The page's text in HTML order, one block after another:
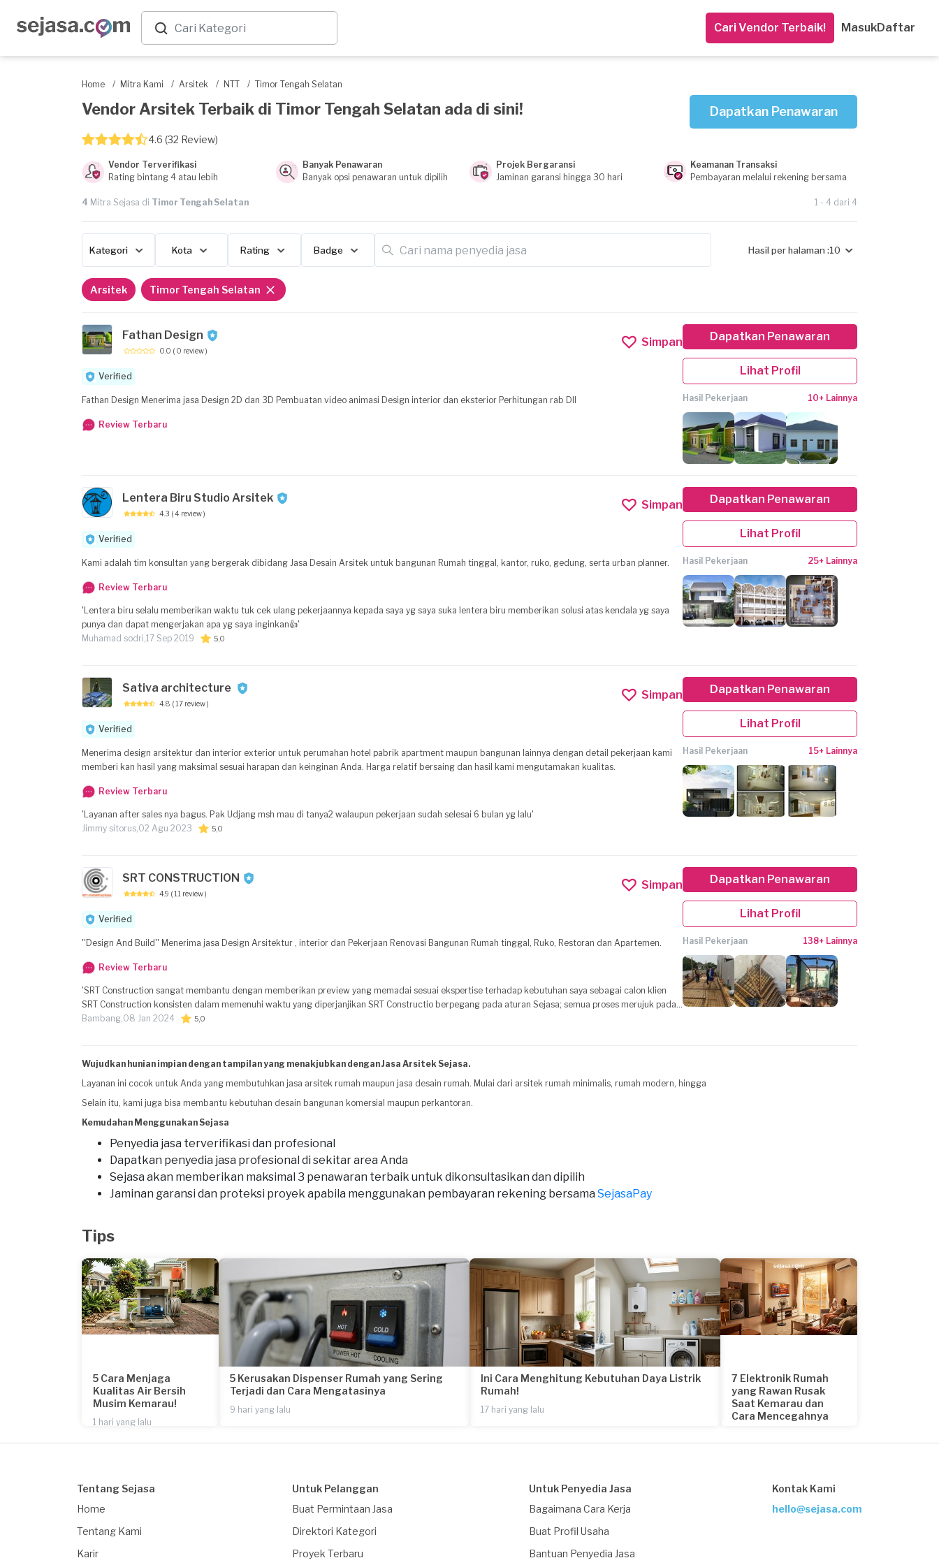
Cari Vendor Terbaik! MasukDaftar
Home / Mitra Kami / Arsitek / NTT / Timor Tengah Selatan
Vendor Arsitek Terbaik di Timor Tengah Selatan ada di sini!
4.6 (32 Review)
Dapatkan Penawaran
Vendor Terverifikasi
Rating bintang 4 atau lebih
Banyak Penawaran
Banyak opsi penawaran untuk dipilih
Projek Bergaransi
Jaminan garansi hingga 30 hari
Keamanan Transaksi
Pembayaran melalui rekening bersama
4 Mitra Sejasa di Timor Tengah Selatan 1 - 4 dari 4
Kategori Kota Rating Badge Hasil per halaman :10
Arsitek Timor Tengah Selatan
Fathan Design
0.0 ( 0 review )
Simpan
Verified
Fathan Design Menerima jasa Design 2D dan 3D Pembuatan video animasi Design interior dan eksterior Perhitungan rab Dll
Review Terbaru
Dapatkan Penawaran
Lihat Profil
Hasil Pekerjaan 10+ Lainnya
Lentera Biru Studio Arsitek
4.3 ( 4 review )
Simpan
Verified
Kami adalah tim konsultan yang bergerak dibidang Jasa Desain Arsitek untuk bangunan Rumah tinggal, kantor, ruko, gedung, serta urban planner.
Review Terbaru
'Lentera biru selalu memberikan waktu tuk cek ulang pekerjaannya kepada saya yg saya suka lentera biru memberikan solusi atas kendala yg saya
punya dan dapat mengerjakan apa yg saya inginkan👍'
Muhamad sodri,17 Sep 2019 5,0
Dapatkan Penawaran
Lihat Profil
Hasil Pekerjaan 25+ Lainnya
Sativa architecture
4.8 ( 17 review )
Simpan
Verified
Menerima design arsitektur dan interior exterior untuk perumahan hotel pabrik apartment maupun bangunan lainnya dengan detail pekerjaan kami
memberi kan hasil yang maksimal sesuai harapan dan keinginan Anda. Harga relatif bersaing dan hasil kami mengutamakan kualitas.
Review Terbaru
'Layanan after sales nya bagus. Pak Udjang msh mau di tanya2 walaupun pekerjaan sudah selesai 6 bulan yg lalu'
Jimmy sitorus,02 Agu 2023 5,0
Dapatkan Penawaran
Lihat Profil
Hasil Pekerjaan 15+ Lainnya
SRT CONSTRUCTION
4.9 ( 11 review )
Simpan
Verified
''Design And Build'' Menerima jasa Design Arsitektur , interior dan Pekerjaan Renovasi Bangunan Rumah tinggal, Ruko, Restoran dan Apartemen.
Review Terbaru
'SRT Construction sangat membantu dengan memberikan preview yang memadai sesuai ekspertise terhadap kebutuhan saya sebagai calon klien
SRT Construction konsisten dalam memenuhi waktu yang diperjanjikan SRT Constructio berpegang pada aturan Sejasa; semua proses merujuk pada
standar kerjasama sehingga klien merasa aman'
Bambang,08 Jan 2024 5,0
Dapatkan Penawaran
Lihat Profil
Hasil Pekerjaan 138+ Lainnya
Wujudkan hunian impian dengan tampilan yang menakjubkan dengan Jasa Arsitek Sejasa.
Layanan ini cocok untuk Anda yang membutuhkan jasa arsitek rumah maupun jasa desain rumah. Mulai dari arsitek rumah minimalis, rumah modern, hingga
Selain itu, kami juga bisa membantu kebutuhan desain bangunan komersial maupun perkantoran.
Kemudahan Menggunakan Sejasa
Penyedia jasa terverifikasi dan profesional
Dapatkan penyedia jasa profesional di sekitar area Anda
Sejasa akan memberikan maksimal 3 penawaran terbaik untuk dikonsultasikan dan dipilih
Jaminan garansi dan proteksi proyek apabila menggunakan pembayaran rekening bersama SejasaPay
Tips
5 Cara Menjaga
Kualitas Air Bersih
Musim Kemarau!
1 hari yang lalu
5 Kerusakan Dispenser Rumah yang Sering
Terjadi dan Cara Mengatasinya
9 hari yang lalu
Ini Cara Menghitung Kebutuhan Daya Listrik
Rumah!
17 hari yang lalu
7 Elektronik Rumah
yang Rawan Rusak
Saat Kemarau dan
Cara Mencegahnya
Tentang Sejasa
Home
Tentang Kami
Karir
Untuk Pelanggan
Buat Permintaan Jasa
Direktori Kategori
Proyek Terbaru
Untuk Penyedia Jasa
Bagaimana Cara Kerja
Buat Profil Usaha
Bantuan Penyedia Jasa
Kontak Kami
hello@sejasa.com